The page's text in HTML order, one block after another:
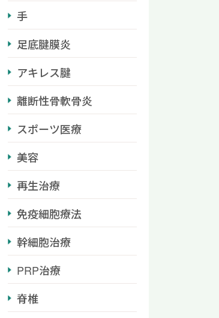
手
足底腱膜炎
アキレス腱
離断性骨軟骨炎
スポーツ医療
美容
再生治療
免疫細胞療法
幹細胞治療
PRP治療
脊椎